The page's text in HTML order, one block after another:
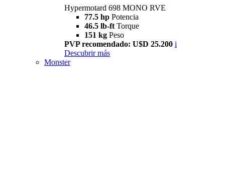
Hypermotard 698 MONO RVE
77.5 hp Potencia
46.5 lb-ft Torque
151 kg Peso
PVP recomendado: U$D 25.200 i
Descubrir más
Monster